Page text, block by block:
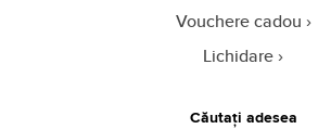
Vouchere cadou
Lichidare
Căutați adesea